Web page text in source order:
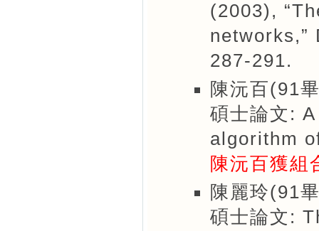
(2003),
networks,”
287-291.
陳沅百(91
碩士論文:
algorithm
陳沅百獲組
陳麗玲(91
碩士論文: